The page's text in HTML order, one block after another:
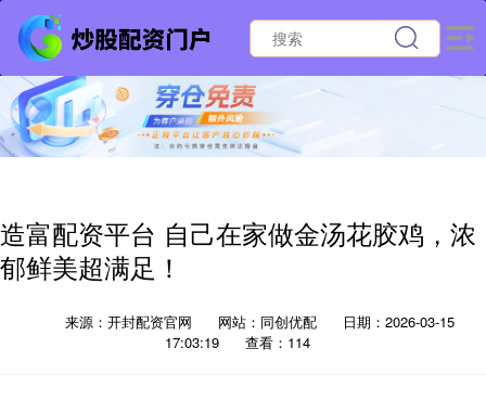
造富配资平台 自己在家做金汤花胶鸡，浓
郁鲜美超满足！
来源：开封配资官网 网站：同创优配
日期：2026-03-15
17:03:19
查看：114